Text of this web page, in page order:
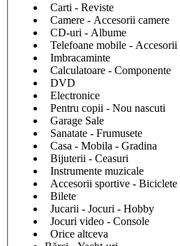
Carti - Reviste
Camere - Accesorii camere
CD-uri - Albume
Telefoane mobile - Accesorii
Imbracaminte
Calculatoare - Componente
DVD
Electronice
Pentru copii - Nou nascuti
Garage Sale
Sanatate - Frumusete
Casa - Mobila - Gradina
Bijuterii - Ceasuri
Instrumente muzicale
Accesorii sportive - Biciclete
Bilete
Jucarii - Jocuri - Hobby
Jocuri video - Console
Orice altceva